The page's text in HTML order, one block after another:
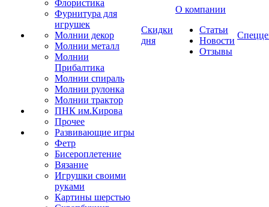
Флористика
Фурнитура для
игрушек
Молнии декор
Молнии металл
Молнии
Прибалтика
Молнии спираль
Молнии рулонка
Молнии трактор
ПНК им.Кирова
Прочее
Развивающие игры
Фетр
Бисероплетение
Вязание
Игрушки своими
руками
Картины шерстью
Скидки
дня
О компании
Статьи
Новости
Отзывы